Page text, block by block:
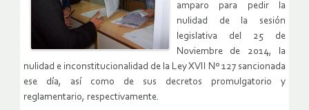
amparo para pedir la
nulidad de la sesión
legislativa del 25 de
Noviembre de 2014, la
nulidad e inconstitucionalidad de la Ley XVII Nº 127 sancionada
ese día, así como de sus decretos promulgatorio y
reglamentario, respectivamente.